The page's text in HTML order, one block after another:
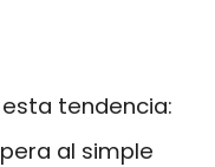
tendencia:
al simple